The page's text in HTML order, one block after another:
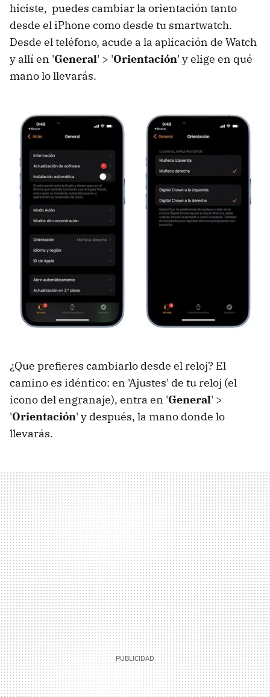
hiciste, puedes cambiar la orientación tanto
desde el iPhone como desde tu smartwatch.
Desde el teléfono, acude a la aplicación de Watch
y allí en 'General' > 'Orientación' y elige en qué
mano lo llevarás.
¿Que prefieres cambiarlo desde el reloj? El
camino es idéntico: en 'Ajustes' de tu reloj (el
icono del engranaje), entra en 'General' >
'Orientación' y después, la mano donde lo
llevarás.